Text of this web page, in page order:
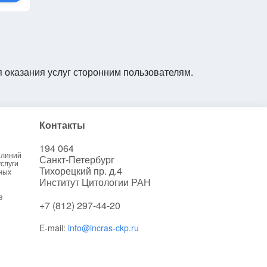
услуг сторонним пользователям.
Контакты
194 064
Санкт-Петербург
Тихорецкий пр. д.4
Институт Цитологии РАН
+7 (812) 297-44-20
E-mail: info@incras-ckp.ru